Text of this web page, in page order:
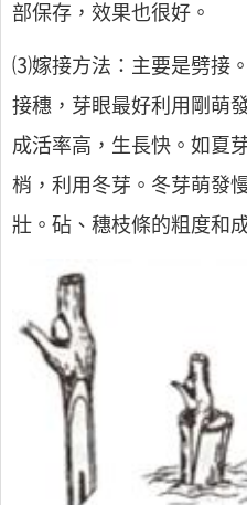
部保存，效果也很好。
⑶嫁接方法：主要是劈接
接穗，芽眼最好利用剛萌
成活率高，生長快。如夏
梢，利用冬芽。冬芽萌發
壯。砧、穗枝條的粗度和